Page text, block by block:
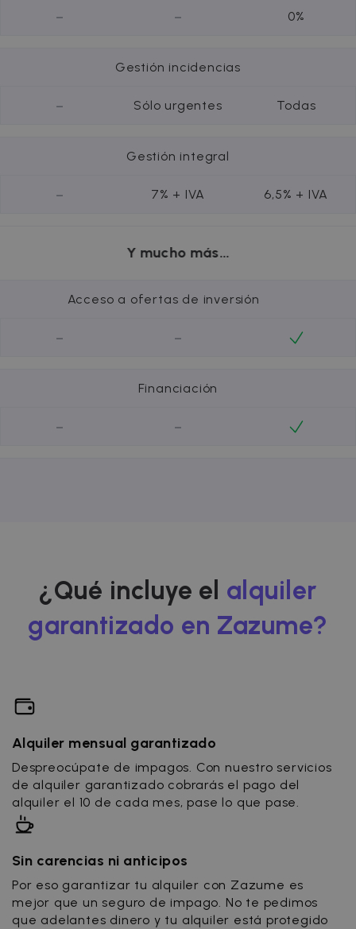
- - 0%
Gestión incidencias
- Sólo urgentes Todas
Gestión integral
- 7% + IVA 6,5% + IVA
Y mucho más...
Acceso a ofertas de inversión
- -
Financiación
- -
¿Qué incluye el alquiler
garantizado en Zazume?
Alquiler mensual garantizado
Despreocúpate de impagos. Con nuestro servicios
de alquiler garantizado cobrarás el pago del
alquiler el 10 de cada mes, pase lo que pase.
Sin carencias ni anticipos
Por eso garantizar tu alquiler con Zazume es
mejor que un seguro de impago. No te pedimos
que adelantes dinero y tu alquiler está protegido